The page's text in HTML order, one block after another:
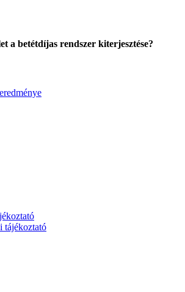
a betétdíjas rendszer kiterjesztése?
tájékoztató